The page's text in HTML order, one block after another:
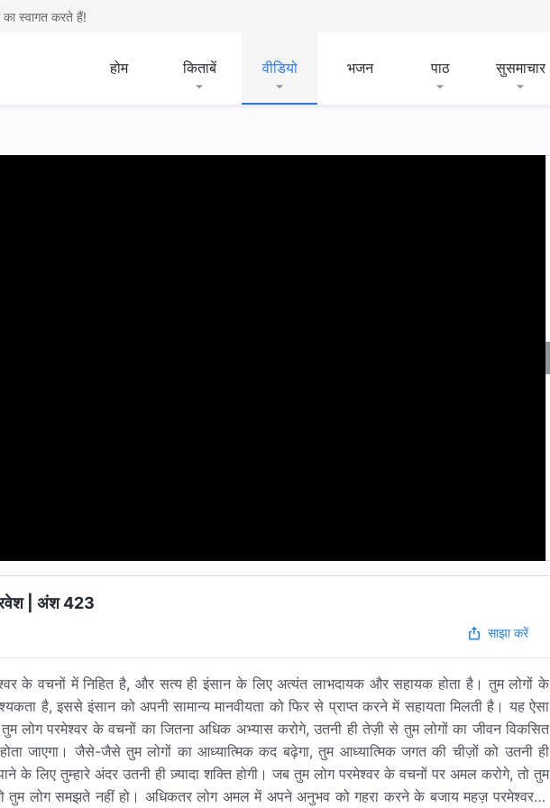
स्वागत करते हैं!
होम किताबें वीडियो भजन पाठ सुसमाचार
| अंश 423
साझा करें
के वचनों में निहित है, और सत्य ही इंसान के लिए अत्यंत लाभदायक और सहायक होता है। तुम लोगों के
है, इससे इंसान को अपनी सामान्य मानवीयता को फिर से प्राप्त करने में सहायता मिलती है। यह ऐसा
लोग परमेश्वर के वचनों का जितना अधिक अभ्यास करोगे, उतनी ही तेज़ी से तुम लोगों का जीवन विकसित
जाएगा। जैसे-जैसे तुम लोगों का आध्यात्मिक कद बढ़ेगा, तुम आध्यात्मिक जगत की चीज़ों को उतनी ही
के लिए तुम्हारे अंदर उतनी ही ज़्यादा शक्ति होगी। जब तुम लोग परमेश्वर के वचनों पर अमल करोगे, तो तुम
तुम लोग समझते नहीं हो। अधिकतर लोग अमल में अपने अनुभव को गहरा करने के बजाय महज़ परमेश्वर के